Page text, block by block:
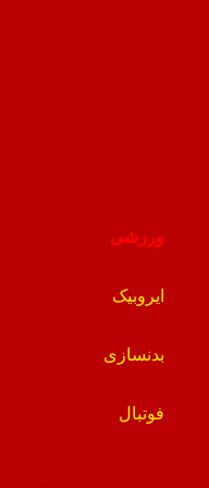
ورزشی
ایروبیک
بدنسازی
فوتبال